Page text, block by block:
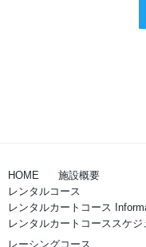
HOME
施設概要
レンタルコース
レンタルカートコース
レンタルカートコーススケジ
レーシングコース